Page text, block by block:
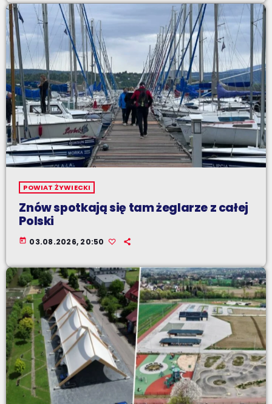
POWIAT ŻYWIECKI
Znów spotkają się tam żeglarze z całej
Polski
today 03.08.2026, 20:50